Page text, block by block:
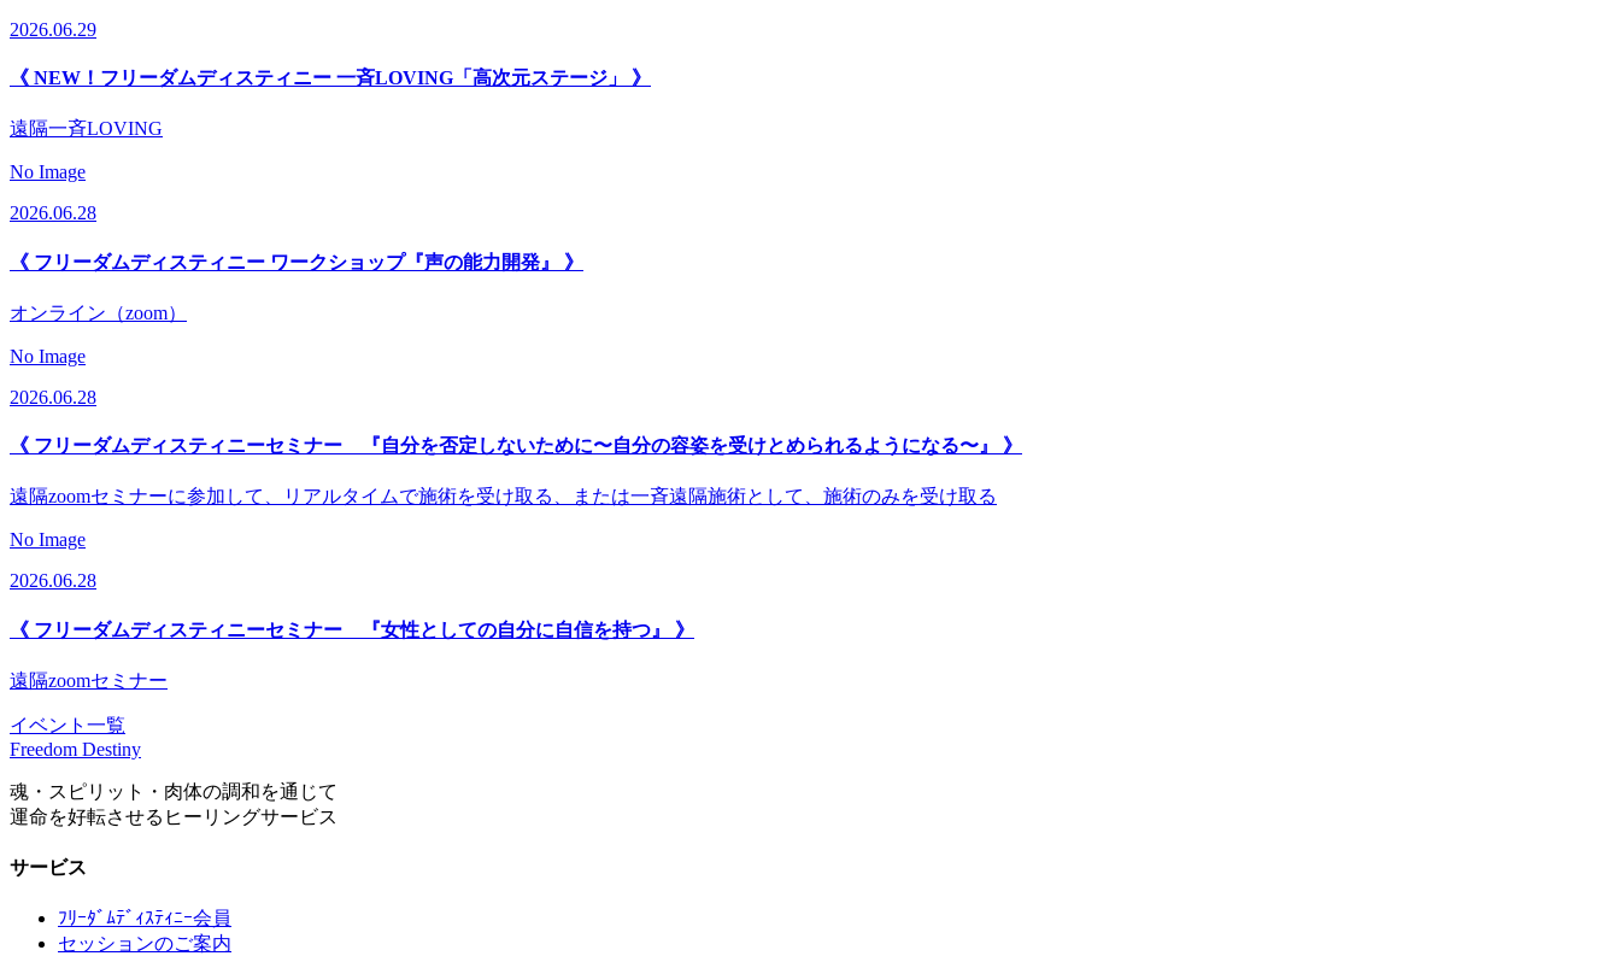
2026.06.29
《 NEW！フリーダムディスティニー 一斉LOVING「高次元ステージ」 》
遠隔一斉LOVING
No Image
2026.06.28
《 フリーダムディスティニー ワークショップ『声の能力開発』 》
オンライン（zoom）
No Image
2026.06.28
《 フリーダムディスティニーセミナー 『自分を否定しないために〜自分の容姿を受けとめられるようになる〜』 》
遠隔zoomセミナーに参加して、リアルタイムで施術を受け取る、または一斉遠隔施術として、施術のみを受け取る
No Image
2026.06.28
《 フリーダムディスティニーセミナー 『女性としての自分に自信を持つ』 》
遠隔zoomセミナー
イベント一覧
Freedom Destiny
魂・スピリット・肉体の調和を通じて
運命を好転させるヒーリングサービス
サービス
ﾌﾘｰﾀﾞﾑﾃﾞｨｽﾃｨﾆｰ会員
セッションのご案内